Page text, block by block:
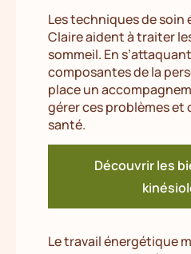
Les techniques de soin
Claire aident à traiter
sommeil. En
composantes de la
place un
gérer ces problèmes et
santé.
Découvrir les
Le travail énergétique